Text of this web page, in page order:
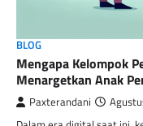
BLOG
Mengapa Kelompok
Menargetkan Anak
Paxterandani